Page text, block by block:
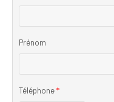
Prénom
Téléphone*